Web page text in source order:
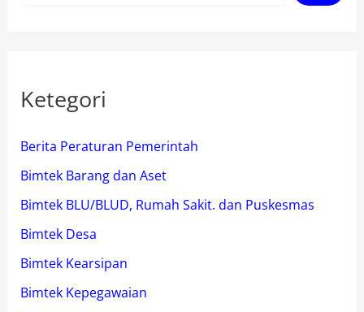
Ketegori
Berita Peraturan Pemerintah
Bimtek Barang dan Aset
Bimtek BLU/BLUD, Rumah Sakit. dan Puskesmas
Bimtek Desa
Bimtek Kearsipan
Bimtek Kepegawaian